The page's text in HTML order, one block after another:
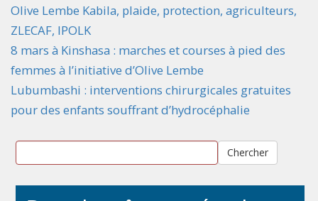
Olive Lembe Kabila, plaide, protection, agriculteurs,
ZLECAF, IPOLK
8 mars à Kinshasa : marches et courses à pied des
femmes à l’initiative d’Olive Lembe
Lubumbashi : interventions chirurgicales gratuites
pour des enfants souffrant d’hydrocéphalie
Chercher